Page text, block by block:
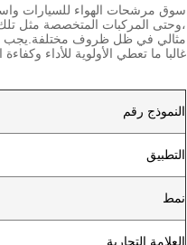
سوق مرشحات الهواء للسيارات
،وحتى المركبات المتخصصة مثل
مثالي في ظل ظروف مختلفة.يجب أن
غالبا ما تعطي الأولوية للأداء وكفاءة
النموذج رقم
التطبيق
نمط
العلامة التجارية